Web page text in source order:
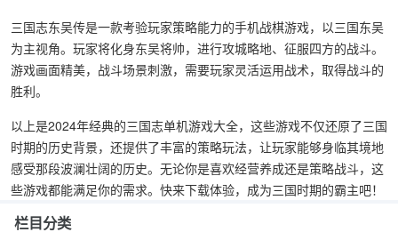
三国志东吴传是一款考验玩家策略能力的手机战棋游戏，以三国东吴
为主视角。玩家将化身东吴将帅，进行攻城略地、征服四方的战斗。
游戏画面精美，战斗场景刺激，需要玩家灵活运用战术，取得战斗的
胜利。
以上是2024年经典的三国志单机游戏大全，这些游戏不仅还原了三国
时期的历史背景，还提供了丰富的策略玩法，让玩家能够身临其境地
感受那段波澜壮阔的历史。无论你是喜欢经营养成还是策略战斗，这
些游戏都能满足你的需求。快来下载体验，成为三国时期的霸主吧！
栏目分类